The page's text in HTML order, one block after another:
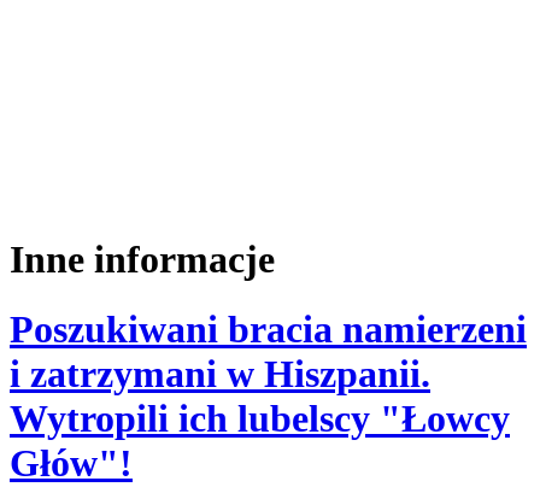
Inne informacje
Poszukiwani bracia namierzeni
i zatrzymani w Hiszpanii.
Wytropili ich lubelscy "Łowcy
Głów"!